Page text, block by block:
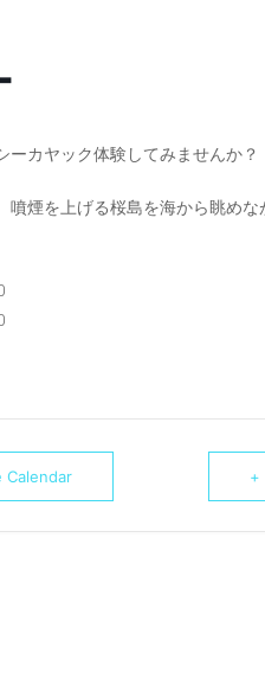
ーカヤック体験してみませんか？
噴煙を上げる桜島を海から眺めな
Calendar +